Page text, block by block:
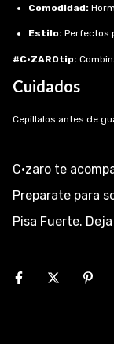
Comodidad:
Estilo: Perfectos
#C·ZAROtip:
Cuidados
Cepillalos antes de
C·zaro te
Preparate para
Pisa Fuerte.